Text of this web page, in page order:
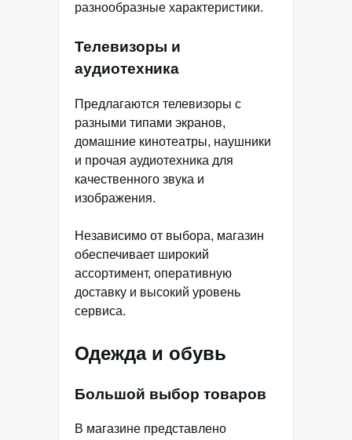
разнообразные характеристики.
Телевизоры и
аудиотехника
Предлагаются телевизоры с
разными типами экранов,
домашние кинотеатры, наушники
и прочая аудиотехника для
качественного звука и
изображения.
Независимо от выбора, магазин
обеспечивает широкий
ассортимент, оперативную
доставку и высокий уровень
сервиса.
Одежда и обувь
Большой выбор товаров
В магазине представлено